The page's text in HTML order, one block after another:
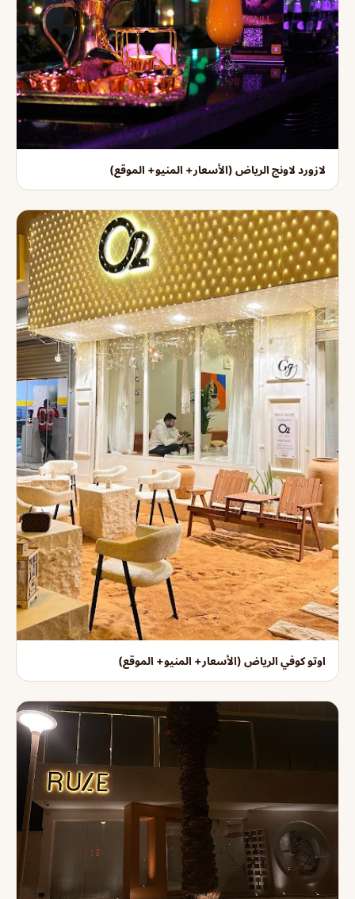
لازورد لاونج الرياض (الأسعار+ المنيو+ الموقع)
اوتو كوفي الرياض (الأسعار+ المنيو+ الموقع)